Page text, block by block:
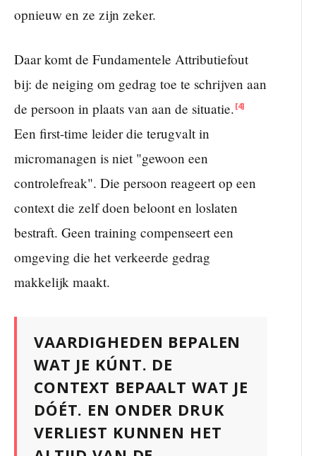
opnieuw en ze zijn zeker.
Daar komt de Fundamentele Attributiefout
bij: de neiging om gedrag toe te schrijven aan
de persoon in plaats van aan de situatie. [4]
Een first-time leider die terugvalt in
micromanagen is niet "gewoon een
controlefreak". Die persoon reageert op een
context die zelf doen beloont en loslaten
bestraft. Geen training compenseert een
omgeving die het verkeerde gedrag
makkelijk maakt.
VAARDIGHEDEN BEPALEN
WAT JE KÚNT. DE
CONTEXT BEPAALT WAT JE
DÓÉT. EN ONDER DRUK
VERLIEST KUNNEN HET